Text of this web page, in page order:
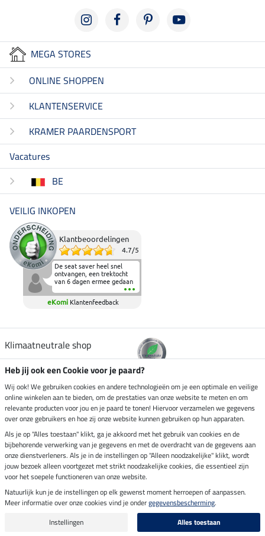
MEGA STORES
ONLINE SHOPPEN
KLANTENSERVICE
KRAMER PAARDENSPORT
Vacatures
BE
VEILIG INKOPEN
Klantbeoordelingen
4.7/5
De seat saver heel snel
ontvangen, een trektocht
van 6 dagen ermee gedaan
en deze heeft de beproeving
fantastisch doorstaan.
Heerlijk zacht om op te
elkaar in het zadel.
eKomi Klantenfeedback
Klimaatneutrale shop
Verzending per
Veilig betalen met
Impressum
Laatste update op 07.08.2026 om 14:39 uur
Alle prijzen in euro's, incl. BTW, excl. verzendkosten.
Heb jij ook een Cookie voor je paard?
Wij ook! We gebruiken cookies en andere technologieën om je een optimale en veilige
online winkelen aan te bieden, om de prestaties van onze website te meten en om
relevante producten voor jou en je paard te tonen! Hiervoor verzamelen we gegevens
over onze gebruikers en hoe zij onze website kunnen gebruiken op hun apparaten.
Als je op "Alles toestaan" klikt, ga je akkoord met het gebruik van cookies en de
bijbehorende verwerking van je gegevens en met de overdracht van de gegevens aan
onze dienstverleners. Als je in de instellingen op "Alleen noodzakelijke" klikt, wordt
jouw bezoek alleen voortgezet met strikt noodzakelijke cookies, die essentieel zijn
voor het soepele functioneren van onze website.
Natuurlijk kun je de instellingen op elk gewenst moment herroepen of aanpassen.
Meer informatie over onze cookies vind je ondergegevensbescherming.
Instellingen
Alles toestaan